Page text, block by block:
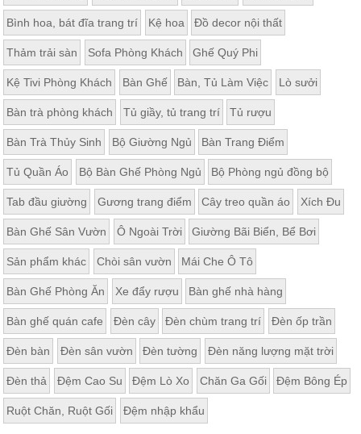
Bình hoa, bát đĩa trang trí Kệ hoa Đồ decor nội thất
Thảm trải sàn Sofa Phòng Khách Ghế Quý Phi
Kệ Tivi Phòng Khách Bàn Ghế Bàn, Tủ Làm Việc Lò sưởi
Bàn trà phòng khách Tủ giầy, tủ trang trí Tủ rượu
Bàn Trà Thủy Sinh Bộ Giường Ngủ Bàn Trang Điểm
Tủ Quần Áo Bộ Bàn Ghế Phòng Ngủ Bộ Phòng ngủ đồng bộ
Tab đầu giường Gương trang điểm Cây treo quần áo Xích Đu
Bàn Ghế Sân Vườn Ô Ngoài Trời Giường Bãi Biển, Bể Bơi
Sản phẩm khác Chòi sân vườn Mái Che Ô Tô
Bàn Ghế Phòng Ăn Xe đẩy rượu Bàn ghế nhà hàng
Bàn ghế quán cafe Đèn cây Đèn chùm trang trí Đèn ốp trần
Đèn bàn Đèn sân vườn Đèn tường Đèn năng lượng mặt trời
Đèn thả Đệm Cao Su Đệm Lò Xo Chăn Ga Gối Đệm Bông Ép
Ruột Chăn, Ruột Gối Đệm nhập khẩu